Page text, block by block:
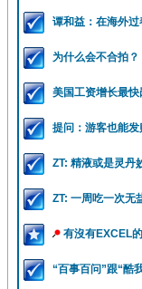
谭和益：在海外
为什么会不合拍？
美国工资增长最
提问：游客也能
ZT: 精液或是灵丹
ZT: 一周吃一次无
有沒有EXCEL
“百事百问”跟“酷